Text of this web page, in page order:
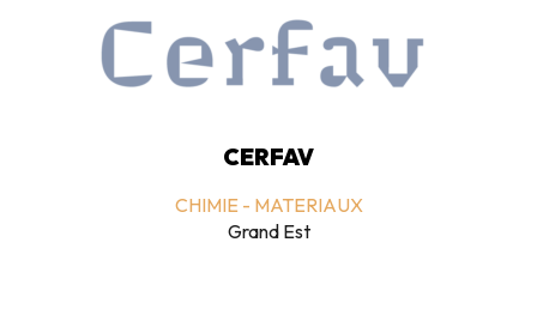
CERFAV
CHIMIE - MATERIAUX
Grand Est